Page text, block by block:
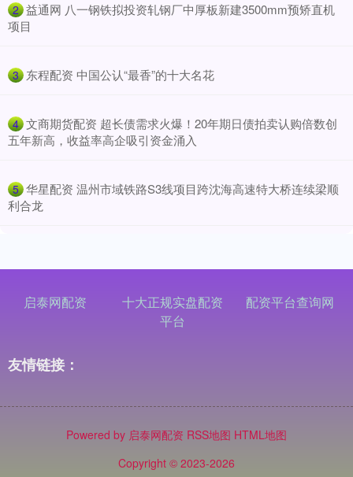
2 ​益通网 八一钢铁拟投资轧钢厂中厚板新建3500mm预矫直机
项目
3 ​东程配资 中国公认“最香”的十大名花
4 ​文商期货配资 超长债需求火爆！20年期日债拍卖认购倍数创
五年新高，收益率高企吸引资金涌入
5 ​华星配资 温州市域铁路S3线项目跨沈海高速特大桥连续梁顺
利合龙
启泰网配资
十大正规实盘配资
平台
配资平台查询网
友情链接：
Powered by 启泰网配资 RSS地图 HTML地图
Copyright © 2023-2026